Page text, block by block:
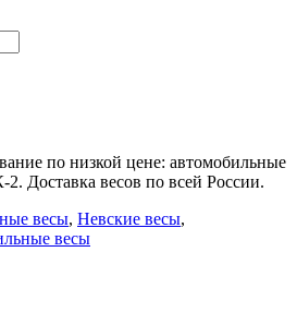
по низкой цене: автомобильные
Доставка весов по всей России.
весы, Невские весы,
весы